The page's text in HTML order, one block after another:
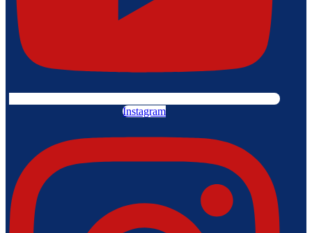
Instagram